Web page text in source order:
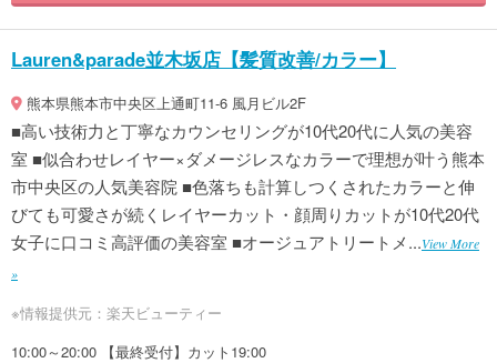
Lauren&parade並木坂店【髪質改善/カラー】
熊本県熊本市中央区上通町11-6 風月ビル2F
■高い技術力と丁寧なカウンセリングが10代20代に人気の美容
室 ■似合わせレイヤー×ダメージレスなカラーで理想が叶う熊本
市中央区の人気美容院 ■色落ちも計算しつくされたカラーと伸
びても可愛さが続くレイヤーカット・顔周りカットが10代20代
女子に口コミ高評価の美容室 ■オージュアトリートメ...View More
»
※情報提供元：楽天ビューティー
10:00～20:00 【最終受付】カット19:00